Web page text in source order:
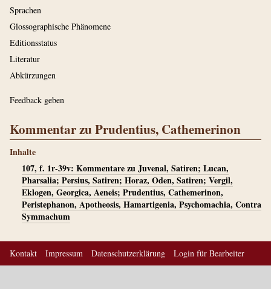
Sprachen
Glossographische Phänomene
Editionsstatus
Literatur
Abkürzungen
Feedback geben
Kommentar zu Prudentius, Cathemerinon
Inhalte
107, f. 1r-39v: Kommentare zu Juvenal, Satiren; Lucan,
Pharsalia; Persius, Satiren; Horaz, Oden, Satiren; Vergil,
Eklogen, Georgica, Aeneis; Prudentius, Cathemerinon,
Peristephanon, Apotheosis, Hamartigenia, Psychomachia, Contra
Symmachum
Kontakt Impressum Datenschutzerklärung Login für Bearbeiter